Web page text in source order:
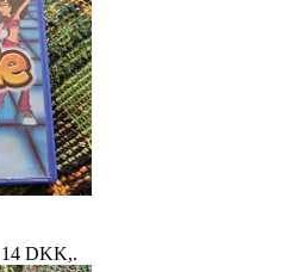
14 DKK,.